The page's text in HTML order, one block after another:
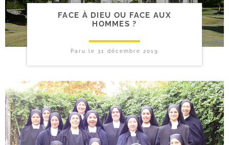
FACE À DIEU OU FACE AUX
HOMMES ?
Paru le 31 décembre 2019